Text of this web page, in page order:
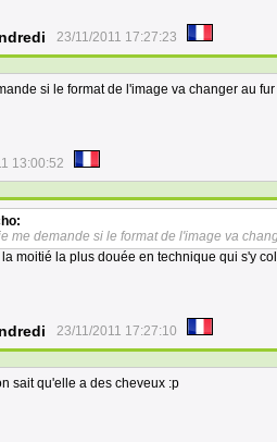
23/11/2011 17:27:23
si le format de l'image va changer au
13:00:52
me demande si le format de l'image va
moitié la plus douée en technique qui s'y
23/11/2011 17:27:10
sait qu'elle a des cheveux :p